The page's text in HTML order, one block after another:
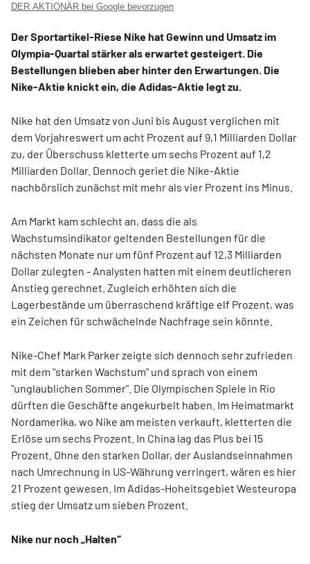
DER AKTIONÄR bei Google bevorzugen
Der Sportartikel-Riese Nike hat Gewinn und Umsatz im
Olympia-Quartal stärker als erwartet gesteigert. Die
Bestellungen blieben aber hinter den Erwartungen. Die
Nike-Aktie knickt ein, die Adidas-Aktie legt zu.
Nike hat den Umsatz von Juni bis August verglichen mit
dem Vorjahreswert um acht Prozent auf 9,1 Milliarden Dollar
zu, der Überschuss kletterte um sechs Prozent auf 1,2
Milliarden Dollar. Dennoch geriet die Nike-Aktie
nachbörslich zunächst mit mehr als vier Prozent ins Minus.
Am Markt kam schlecht an, dass die als
Wachstumsindikator geltenden Bestellungen für die
nächsten Monate nur um fünf Prozent auf 12,3 Milliarden
Dollar zulegten - Analysten hatten mit einem deutlicheren
Anstieg gerechnet. Zugleich erhöhten sich die
Lagerbestände um überraschend kräftige elf Prozent, was
ein Zeichen für schwächelnde Nachfrage sein könnte.
Nike-Chef Mark Parker zeigte sich dennoch sehr zufrieden
mit dem "starken Wachstum" und sprach von einem
"unglaublichen Sommer". Die Olympischen Spiele in Rio
dürften die Geschäfte angekurbelt haben. Im Heimatmarkt
Nordamerika, wo Nike am meisten verkauft, kletterten die
Erlöse um sechs Prozent. In China lag das Plus bei 15
Prozent. Ohne den starken Dollar, der Auslandseinnahmen
nach Umrechnung in US-Währung verringert, wären es hier
21 Prozent gewesen. Im Adidas-Hoheitsgebiet Westeuropa
stieg der Umsatz um sieben Prozent.
Nike nur noch „Halten“